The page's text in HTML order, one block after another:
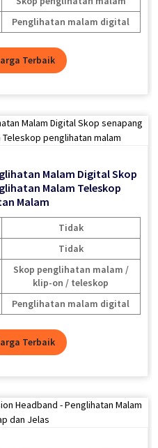
Penglihatan malam digital
Terbaik
Malam Digital Skop
Malam Teleskop
Malam
Tidak
Tidak
Skop penglihatan malam /
klip-on / teleskop
Penglihatan malam digital
Terbaik
klip-on / teleskop
Penglihatan malam digital
Terbaik
Penglihatan malam digital
Terbaik
Malam Digital Skop
Malam Teleskop
Malam
Tidak
Tidak
Skop penglihatan malam /
klip-on / teleskop
Penglihatan malam digital
Terbaik